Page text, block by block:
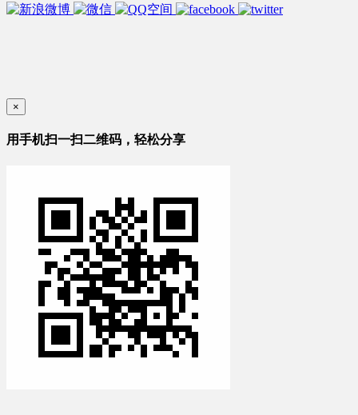
×
用手机扫一扫二维码，轻松分享